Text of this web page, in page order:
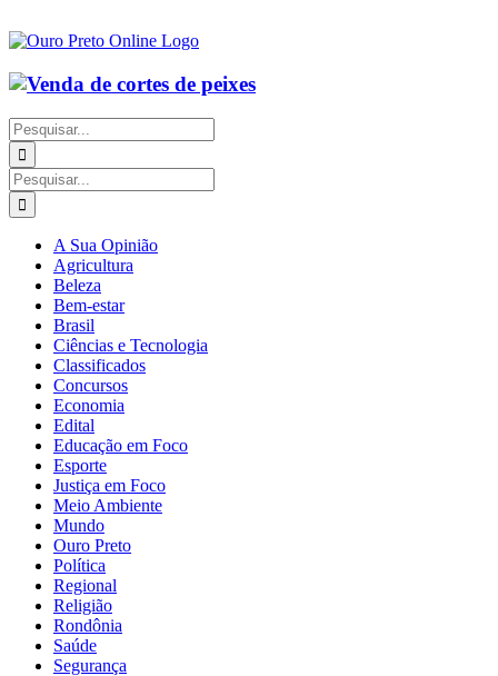
Buscar
resultados
para:
Buscar
resultados
para:
A Sua Opinião
Agricultura
Beleza
Bem-estar
Brasil
Ciências e Tecnologia
Classificados
Concursos
Economia
Edital
Educação em Foco
Esporte
Justiça em Foco
Meio Ambiente
Mundo
Ouro Preto
Política
Regional
Religião
Rondônia
Saúde
Segurança